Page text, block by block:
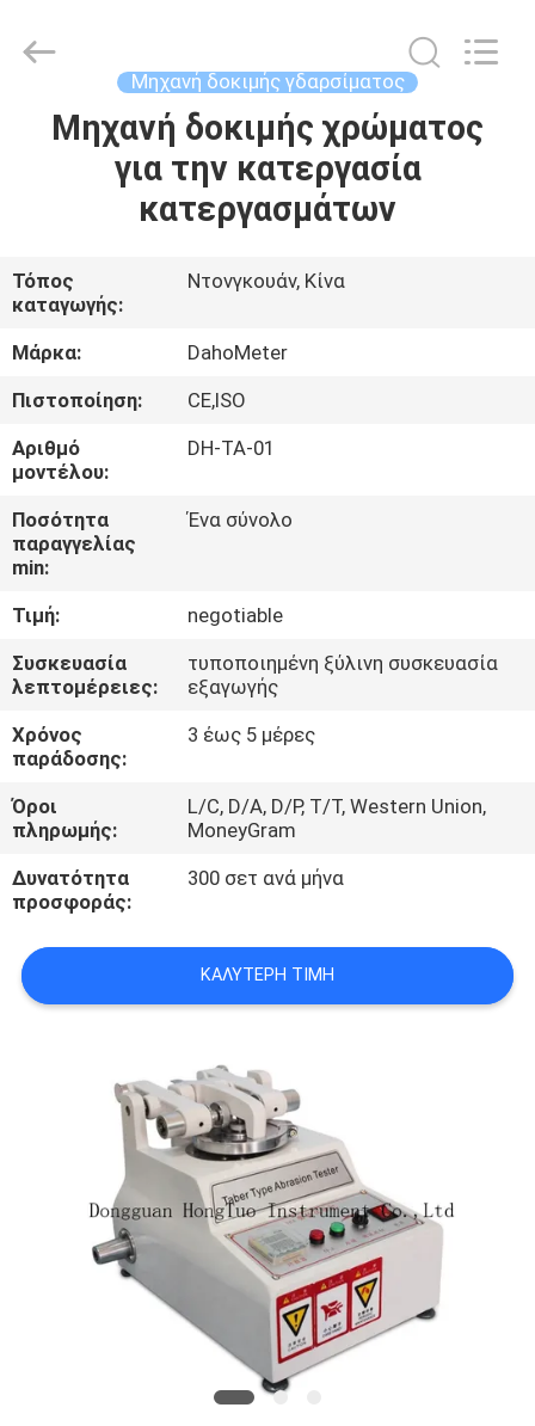
ΣΠΊΤΙ
ΠΡΟΪΌΝΤΑ
ΠΕΡΊΠΟΥ
ΕΜΕΊΣ
ΓΎΡΟΣ
ΕΡΓΟΣΤΑΣΊΩΝ
ΠΟΙΟΤΙΚΌΣ
ΈΛΕΓΧΟΣ
ΜΑΣ
ΕΛΆΤΕ
ΕΠΑΦΉ
ΜΕ
ΖΗΤΉΣΤΕ
ΈΝΑ
ΑΠΌΣΠΑΣΜΑ
PRIVACY
Developed
Μηχανή δοκιμής γδαρσίματος
Μηχανή δοκιμής χρώματος
για την κατεργασία
κατεργασμάτων
Τόπος
καταγωγής:
Ντονγκουάν, Κίνα
Μάρκα:
DahoMeter
Πιστοποίηση:
CE,ISO
Αριθμό
μοντέλου:
DH-TA-01
Ποσότητα
παραγγελίας
min:
Ένα σύνολο
Τιμή:
negotiable
Συσκευασία
λεπτομέρειες:
τυποποιημένη ξύλινη συσκευασία
εξαγωγής
Χρόνος
παράδοσης:
3 έως 5 μέρες
Όροι
πληρωμής:
L/C, D/A, D/P, T/T, Western Union,
MoneyGram
Δυνατότητα
προσφοράς:
300 σετ ανά μήνα
ΚΑΛΎΤΕΡΗ ΤΙΜΉ